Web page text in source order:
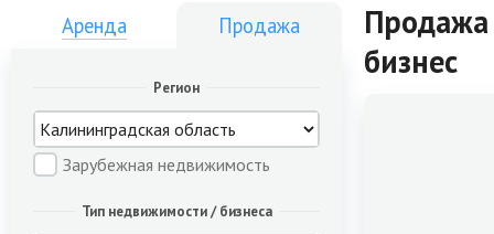
Аренда Продажа
Регион
Зарубежная недвижимость
Тип недвижимости / бизнеса
Продажа
бизнес